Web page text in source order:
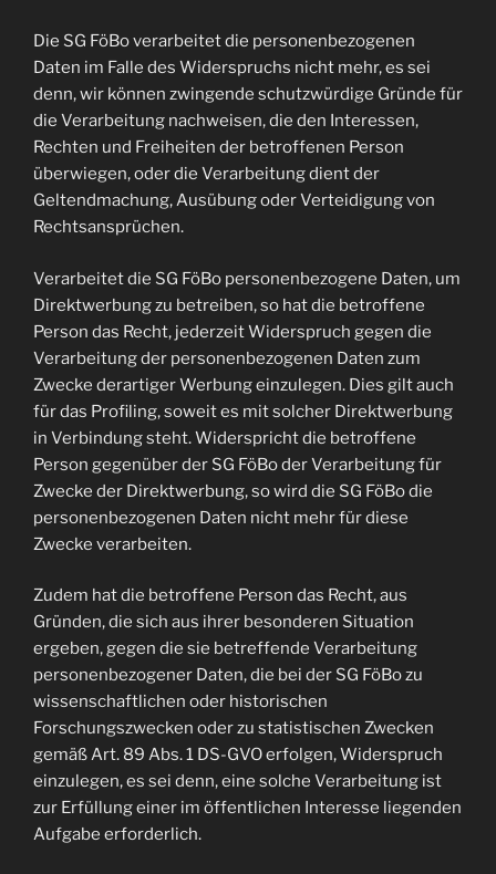
Die SG FöBo verarbeitet die personenbezogenen
Daten im Falle des Widerspruchs nicht mehr, es sei
denn, wir können zwingende schutzwürdige Gründe für
die Verarbeitung nachweisen, die den Interessen,
Rechten und Freiheiten der betroffenen Person
überwiegen, oder die Verarbeitung dient der
Geltendmachung, Ausübung oder Verteidigung von
Rechtsansprüchen.
Verarbeitet die SG FöBo personenbezogene Daten, um
Direktwerbung zu betreiben, so hat die betroffene
Person das Recht, jederzeit Widerspruch gegen die
Verarbeitung der personenbezogenen Daten zum
Zwecke derartiger Werbung einzulegen. Dies gilt auch
für das Profiling, soweit es mit solcher Direktwerbung
in Verbindung steht. Widerspricht die betroffene
Person gegenüber der SG FöBo der Verarbeitung für
Zwecke der Direktwerbung, so wird die SG FöBo die
personenbezogenen Daten nicht mehr für diese
Zwecke verarbeiten.
Zudem hat die betroffene Person das Recht, aus
Gründen, die sich aus ihrer besonderen Situation
ergeben, gegen die sie betreffende Verarbeitung
personenbezogener Daten, die bei der SG FöBo zu
wissenschaftlichen oder historischen
Forschungszwecken oder zu statistischen Zwecken
gemäß Art. 89 Abs. 1 DS-GVO erfolgen, Widerspruch
einzulegen, es sei denn, eine solche Verarbeitung ist
zur Erfüllung einer im öffentlichen Interesse liegenden
Aufgabe erforderlich.